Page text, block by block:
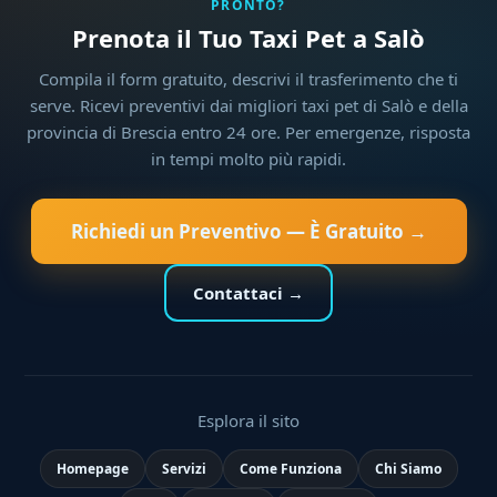
PRONTO?
Prenota il Tuo Taxi Pet a Salò
Compila il form gratuito, descrivi il trasferimento che ti
serve. Ricevi preventivi dai migliori taxi pet di Salò e della
provincia di Brescia entro 24 ore. Per emergenze, risposta
in tempi molto più rapidi.
Richiedi un Preventivo — È Gratuito →
Contattaci →
Esplora il sito
Homepage Servizi Come Funziona Chi Siamo